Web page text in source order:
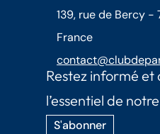
139, rue de Bercy -
France
Restez informé et
l’essentiel de
S'abonner